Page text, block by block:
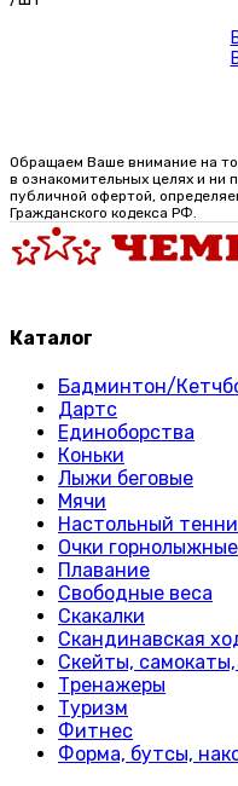
Обращаем Ваше внимание на
в ознакомительных целях и ни
публичной офертой,
Гражданского кодекса РФ.
Каталог
Бадминтон/
Дартс
Единоборства
Коньки
Лыжи беговые
Мячи
Настольный
Очки горнолыжные
Плавание
Свободные веса
Скакалки
Скандинавская
Скейты,
Тренажеры
Туризм
Фитнес
Форма, бутсы,